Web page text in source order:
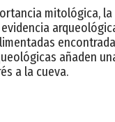
mitológica,
añaden
a la cueva.